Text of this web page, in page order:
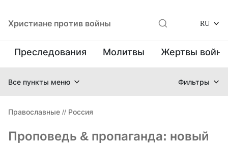
Христиане против войны RU
Преследования Молитвы Жертвы
Все пункты меню Фильтры
Православные // Россия
Проповедь & пропаганда: новый